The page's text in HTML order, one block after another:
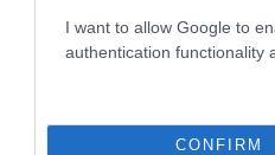
I want to allow Google to
authentication functionality
CONFIRM